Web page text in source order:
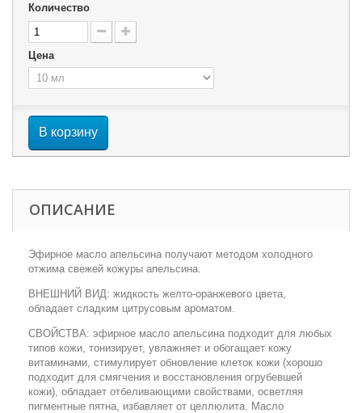
Количество
Цена
В корзину
ОПИСАНИЕ
Эфирное масло апельсина получают методом холодного
отжима свежей кожуры апельсина.
ВНЕШНИЙ ВИД: жидкость желто-оранжевого цвета,
обладает сладким цитрусовым ароматом.
СВОЙСТВА: эфирное масло апельсина подходит для любых
типов кожи, тонизирует, увлажняет и обогащает кожу
витаминами, стимулирует обновление клеток кожи (хорошо
подходит для смягчения и восстановления огрубевшей
кожи), обладает отбеливающими свойствами, осветляя
пигментные пятна, избавляет от целлюлита. Масло